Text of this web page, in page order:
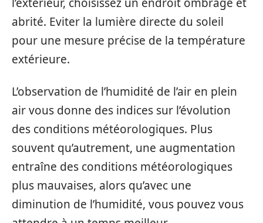
abrité. Eviter la lumière directe du soleil
pour une mesure précise de la température
extérieure.
L’observation de l’humidité de l’air en plein
air vous donne des indices sur l’évolution
des conditions météorologiques. Plus
souvent qu’autrement, une augmentation
entraîne des conditions météorologiques
plus mauvaises, alors qu’avec une
diminution de l’humidité, vous pouvez vous